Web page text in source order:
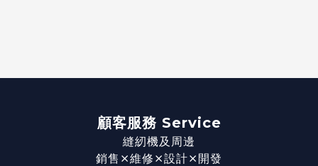
顧客服務 Service
縫紉機及周邊
銷售⨯維修⨯設計⨯開發